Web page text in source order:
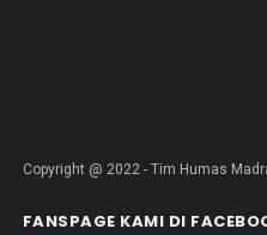
Copyright @ 2022 - Tim Humas
FANSPAGE KAMI DI